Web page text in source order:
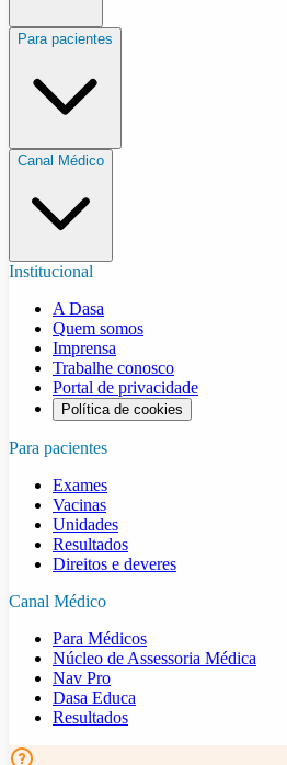
Para pacientes
Canal Médico
Institucional
A Dasa
Quem somos
Imprensa
Trabalhe conosco
Portal de privacidade
Política de cookies
Para pacientes
Exames
Vacinas
Unidades
Resultados
Direitos e deveres
Canal Médico
Para Médicos
Núcleo de Assessoria Médica
Nav Pro
Dasa Educa
Resultados